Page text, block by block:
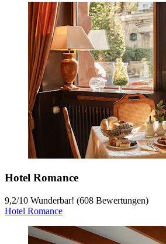
Hotel Romance
9,2/10 Wunderbar! (608 Bewertungen)
Hotel Romance